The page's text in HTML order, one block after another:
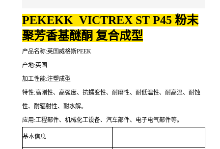
PEKEKK VICTREX ST P45 粉末
聚芳香基醚酮 复合成型
产品名称:英国威格斯PEEK
产地:英国
加工性能:注塑成型
特性:高刚性、高强度、抗蠕变性、耐磨性、耐低温性、耐高温、耐蚀
性、耐辐射性、耐水解。
应用:工程部件、机械化工设备、汽车部件、电子电气部件等。
基本信息